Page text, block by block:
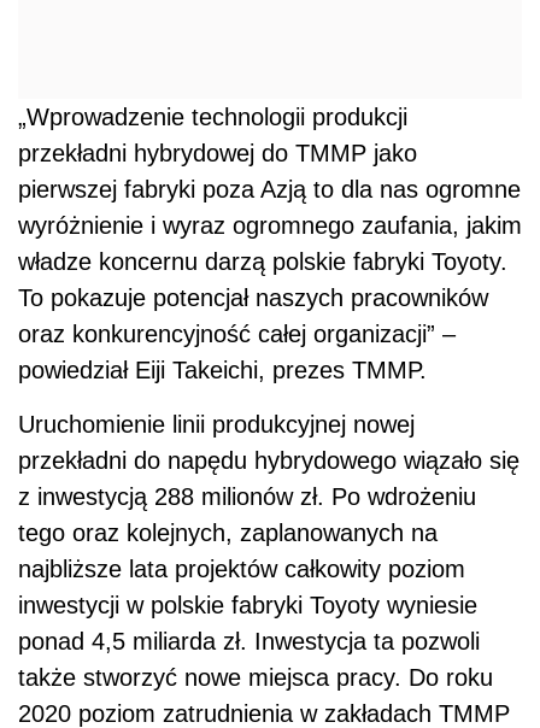
„Wprowadzenie technologii produkcji
przekładni hybrydowej do TMMP jako
pierwszej fabryki poza Azją to dla nas ogromne
wyróżnienie i wyraz ogromnego zaufania, jakim
władze koncernu darzą polskie fabryki Toyoty.
To pokazuje potencjał naszych pracowników
oraz konkurencyjność całej organizacji” –
powiedział Eiji Takeichi, prezes TMMP.
Uruchomienie linii produkcyjnej nowej
przekładni do napędu hybrydowego wiązało się
z inwestycją 288 milionów zł. Po wdrożeniu
tego oraz kolejnych, zaplanowanych na
najbliższe lata projektów całkowity poziom
inwestycji w polskie fabryki Toyoty wyniesie
ponad 4,5 miliarda zł. Inwestycja ta pozwoli
także stworzyć nowe miejsca pracy. Do roku
2020 poziom zatrudnienia w zakładach TMMP